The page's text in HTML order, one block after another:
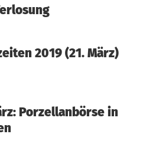
2019 (21. März)
Porzellanbörse in